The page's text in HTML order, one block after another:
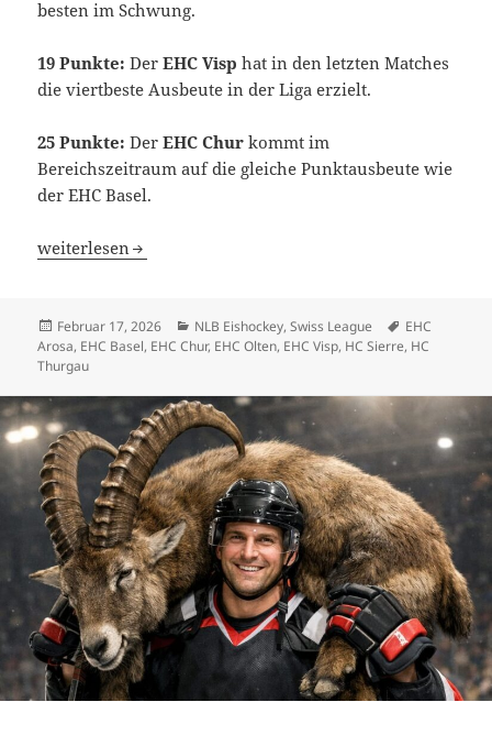
besten im Schwung.
19 Punkte: DerEHC Visp hat in den letzten Matches
die viertbeste Ausbeute in der Liga erzielt.
25 Punkte: DerEHC Chur kommt im
Bereichszeitraum auf die gleiche Punktausbeute wie
der EHC Basel.
EHC Basel und EHC Chur allein auf weiter Flur
weiterlesen
Veröffentlicht
am
Februar 17, 2026 Kategorien
NLB Eishockey,Swiss League Schlagwörter
EHC
Arosa, EHC Basel, EHC Chur, EHC Olten, EHC Visp, HC Sierre, HC
Thurgau